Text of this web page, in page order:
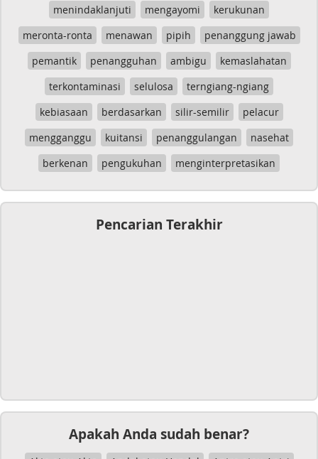
menindaklanjuti
mengayomi
kerukunan
meronta-ronta
menawan pipih
penanggung jawab
pemantik
penangguhan ambigu
kemaslahatan
terkontaminasi
selulosa
terngiang-ngiang
kebiasaan
berdasarkan silir-semilir
pelacur
mengganggu
kuitansi penanggulangan
nasehat
berkenan
pengukuhan menginterpretasikan
Pencarian Terakhir
Apakah Anda sudah benar?